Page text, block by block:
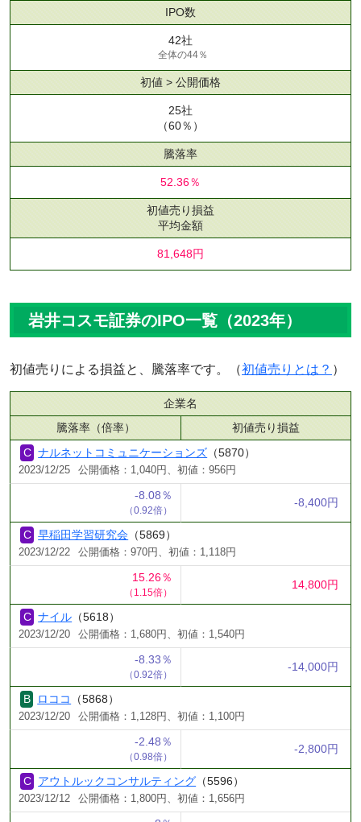
IPO数
42社
全体の44％
初値 > 公開価格
25社
（60％）
騰落率
52.36％
初値売り損益
平均金額
81,648円
岩井コスモ証券のIPO一覧（2023年）
初値売りによる損益と、騰落率です。（初値売りとは？ ）
企業名
騰落率（倍率）
初値売り損益
ナルネットコミュニケーションズ （5870）
2023/12/25 公開価格：1,040円、初値：956円
-8.08％
（0.92倍）
-8,400円
早稲田学習研究会 （5869）
2023/12/22 公開価格：970円、初値：1,118円
15.26％
（1.15倍）
14,800円
ナイル （5618）
2023/12/20 公開価格：1,680円、初値：1,540円
-8.33％
（0.92倍）
-14,000円
ロココ （5868）
2023/12/20 公開価格：1,128円、初値：1,100円
-2.48％
（0.98倍）
-2,800円
アウトルックコンサルティング （5596）
2023/12/12 公開価格：1,800円、初値：1,656円